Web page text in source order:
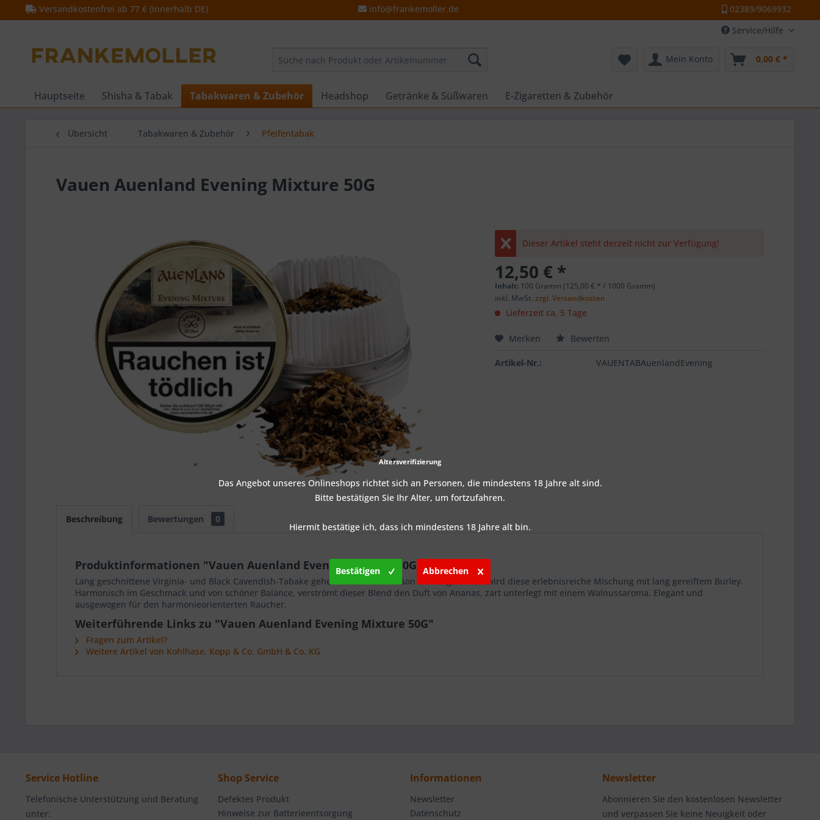
Versandkostenfrei ab 77 € (innerhalb DE) info@frankemoller.de
02389/9069932
Service/Hilfe
Mein Konto 0,00 € *
Hauptseite Shisha & Tabak Tabakwaren & Zubehör Headshop Getränke & Süßwaren E-Zigaretten & Zubehör
Übersicht Tabakwaren & Zubehör Pfeifentabak
Vauen Auenland Evening Mixture 50G
Dieser Artikel steht derzeit nicht zur Verfügung!
12,50 € *
Inhalt: 100 Gramm (125,00 € * / 1000 Gramm)
inkl. MwSt.zzgl. Versandkosten
Lieferzeit ca. 5 Tage
Merken Bewerten
Artikel-Nr.: VAUENTABAuenlandEvening
Beschreibung Bewertungen 0
Produktinformationen "Vauen Auenland Evening Mixture 50G"
Lang geschnittene Virginia- und Black Cavendish-Tabake gehen eine ideale Liaison ein. Abgerundet wird diese erlebnisreiche Mischung mit lang gereiftem Burley.
Harmonisch im Geschmack und von schöner Balance, verströmt dieser Blend den Duft von Ananas, zart unterlegt mit einem Walnussaroma. Elegant und
ausgewogen für den harmonieorienterten Raucher.
Weiterführende Links zu "Vauen Auenland Evening Mixture 50G"
Fragen zum Artikel?
Weitere Artikel von Kohlhase, Kopp & Co. GmbH & Co. KG
Service Hotline
Telefonische Unterstützung und Beratung
unter:
Shop Service
Defektes Produkt
Hinweise zur Batterieentsorgung
Informationen
Newsletter
Datenschutz
Newsletter
Abonnieren Sie den kostenlosen Newsletter
und verpassen Sie keine Neuigkeit oder
Altersverifizierung
Das Angebot unseres Onlineshops richtet sich an Personen, die mindestens 18 Jahre alt sind.
Bitte bestätigen Sie Ihr Alter, um fortzufahren.
Hiermit bestätige ich, dass ich mindestens 18 Jahre alt bin.
Bestätigen Abbrechen